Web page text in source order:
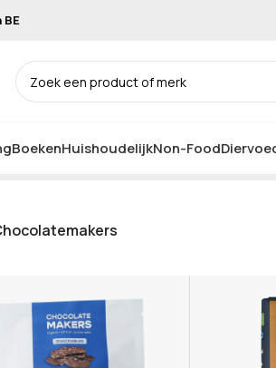
Gratis afhalen in
BoekenHuishoudelijkNon-Food